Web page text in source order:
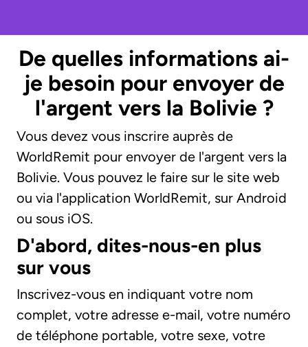
De quelles informations ai-
je besoin pour envoyer de
l'argent vers la Bolivie ?
Vous devez vous inscrire auprès de
WorldRemit pour envoyer de l'argent vers la
Bolivie. Vous pouvez le faire sur le site web
ou via l'application WorldRemit, sur Android
ou sous iOS.
D'abord, dites-nous-en plus
sur vous
Inscrivez-vous en indiquant votre nom
complet, votre adresse e-mail, votre numéro
de téléphone portable, votre sexe, votre